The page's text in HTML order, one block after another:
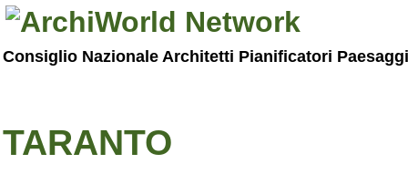
Consiglio Nazionale Architetti Pianificatori
TARANTO